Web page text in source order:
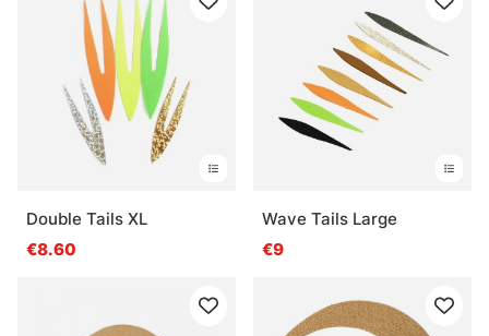
Double Tails XL
€8.60
Wave Tails Large
€9